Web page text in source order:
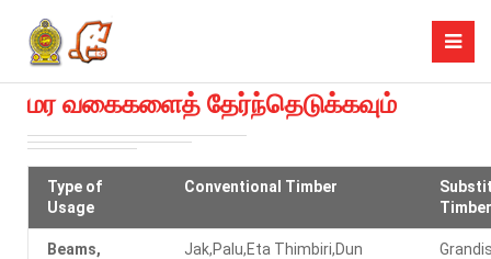
மர வகைகளைத் தேர்ந்தெடுக்கவும்
Type of
Usage
Conventional Timber
Timber
Beams,
Jak,Palu,Eta Thimbiri,Dun